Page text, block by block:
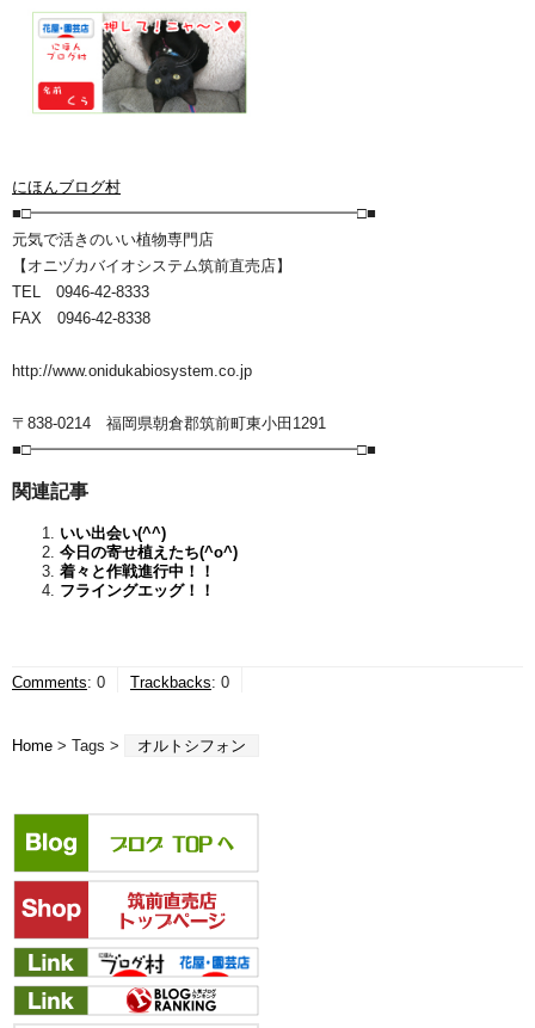
にほんブログ村
■□━━━━━━━━━━━━━━━━━━━━━□■
元気で活きのいい植物専門店
【オニヅカバイオシステム筑前直売店】
TEL 0946-42-8333
FAX 0946-42-8338
http://www.onidukabiosystem.co.jp
〒838-0214 福岡県朝倉郡筑前町東小田1291
■□━━━━━━━━━━━━━━━━━━━━━□■
関連記事
いい出会い(^^)
今日の寄せ植えたち(^o^)
着々と作戦進行中！！
フライングエッグ！！
Comments: 0 Trackbacks: 0
Home > Tags > オルトシフォン